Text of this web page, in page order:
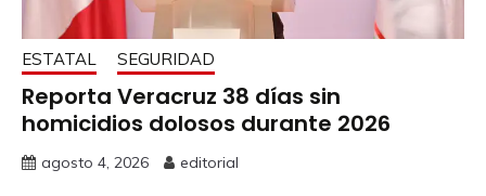
ESTATAL SEGURIDAD
Reporta Veracruz 38 días sin
homicidios dolosos durante 2026
agosto 4, 2026 editorial